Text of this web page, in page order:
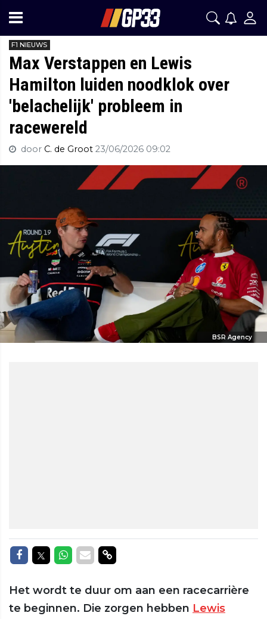
F1 NIEUWS
Max Verstappen en Lewis
Hamilton luiden noodklok over
'belachelijk' probleem in
racewereld
door C. de Groot 23/06/2026 09:02
BSR Agency
Delen op Facebook
Delen op Twitter
Delen op Whatsapp
Delen via Mail
Delen via link
Het wordt te duur om aan een racecarrière
te beginnen. Die zorgen hebben Lewis